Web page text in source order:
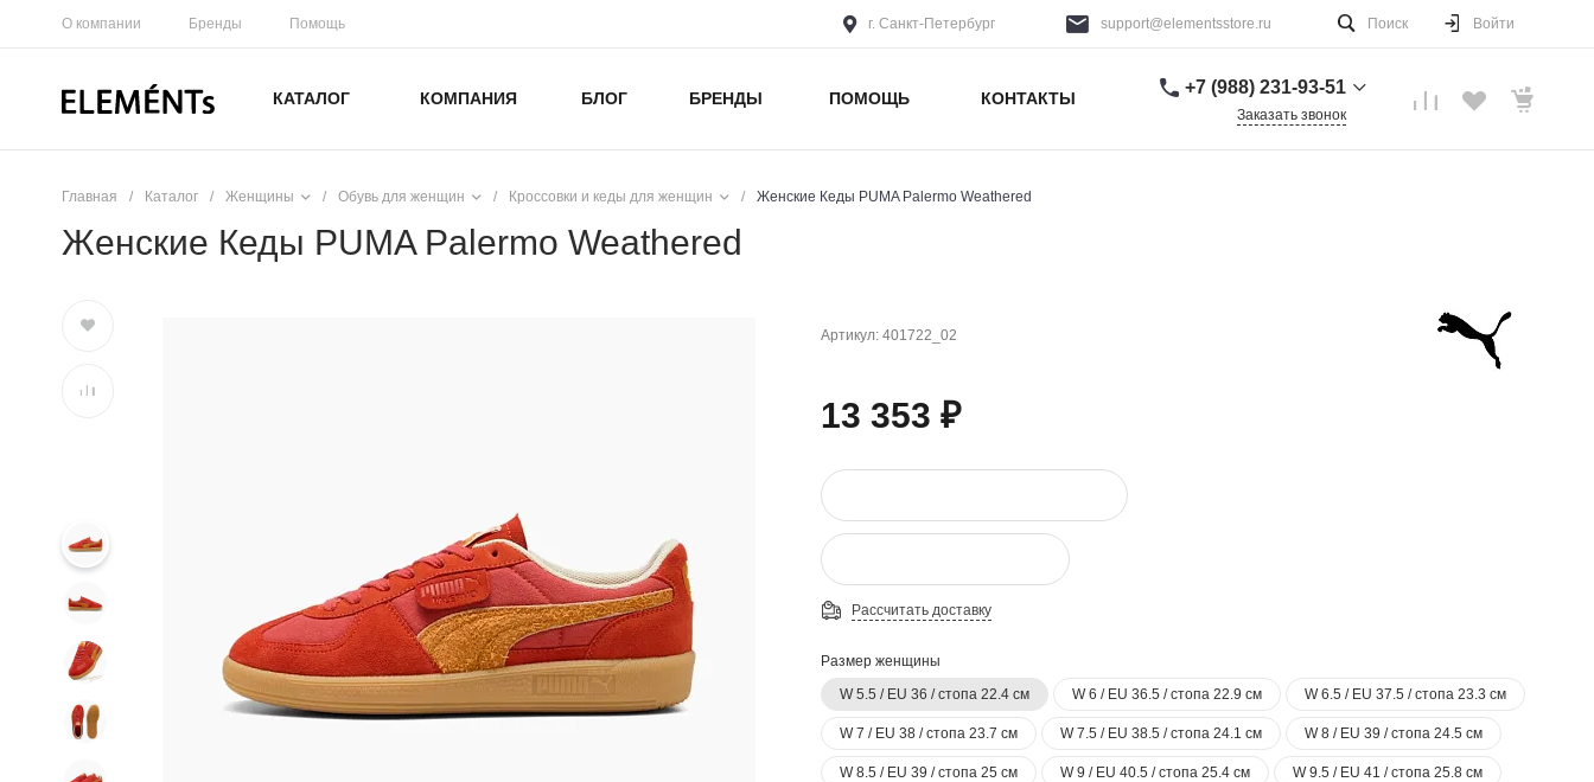
О компании Бренды Помощь г. Санкт-Петербург support@elementsstore.ru Поиск Войти
КАТАЛОГ КОМПАНИЯ БЛОГ БРЕНДЫ ПОМОЩЬ КОНТАКТЫ
+7 (988) 231-93-51
Заказать звонок
Главная / Каталог / Женщины / Обувь для женщин / Кроссовки и кеды для женщин / Женские Кеды PUMA Palermo Weathered
Женские Кеды PUMA Palermo Weathered
Артикул: 401722_02
13 353 ₽
Рассчитать доставку
Размер женщины
W 5.5 / EU 36 / стопа 22.4 см
W 6 / EU 36.5 / стопа 22.9 см W 6.5 / EU 37.5 / стопа 23.3 см
W 7 / EU 38 / стопа 23.7 см W 7.5 / EU 38.5 / стопа 24.1 см W 8 / EU 39 / стопа 24.5 см
W 8.5 / EU 39 / стопа 25 см W 9 / EU 40.5 / стопа 25.4 см W 9.5 / EU 41 / стопа 25.8 см